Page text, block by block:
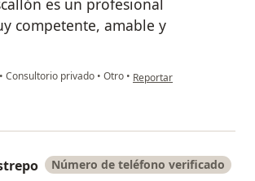
competente, amable y
• Consultorio privado • Otro • en opinión del usuario
Reportar
Número de teléfono verificado